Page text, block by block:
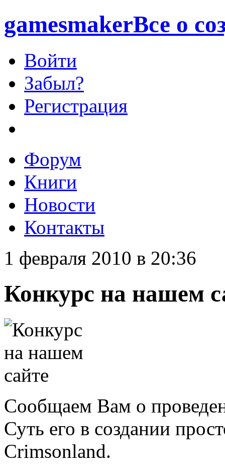
gamesmakerВсе о
Войти
Забыл?
Регистрация
Форум
Книги
Новости
Контакты
1 февраля 2010 в 20:36
Конкурс на нашем
Сообщаем Вам о
Суть его в создании
Crimsonland.